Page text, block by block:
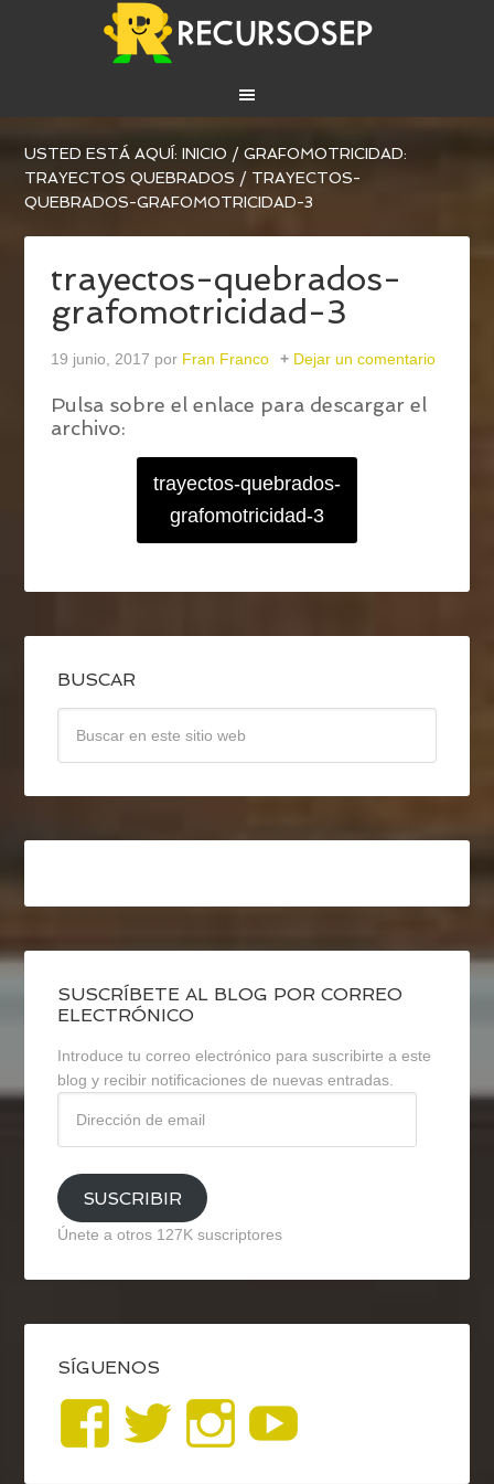
USTED ESTÁ AQUÍ:INICIO / GRAFOMOTRICIDAD:
TRAYECTOS QUEBRADOS / TRAYECTOS-
QUEBRADOS-GRAFOMOTRICIDAD-3
trayectos-quebrados-
grafomotricidad-3
19 junio, 2017 por Fran Franco Dejar un comentario
Pulsa sobre el enlace para descargar el
archivo:
trayectos-quebrados-
grafomotricidad-3
BUSCAR
SUSCRÍBETE AL BLOG POR CORREO
ELECTRÓNICO
Introduce tu correo electrónico para suscribirte a este
blog y recibir notificaciones de nuevas entradas.
email
SUSCRIBIR
Únete a otros 127K suscriptores
SÍGUENOS
VerVerVer